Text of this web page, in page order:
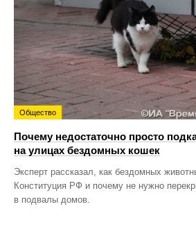
Общество
Почему недостаточно просто
на улицах бездомных кошек
Эксперт рассказал, как бездомных
Конституция РФ и почему не нужно
в подвалы домов.